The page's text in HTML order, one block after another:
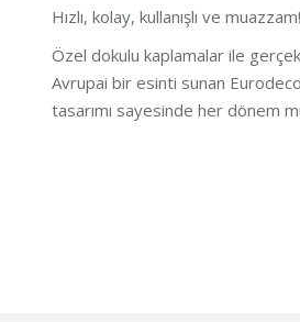
Hızlı, kolay, kullanışlı ve muazzam!
Özel dokulu kaplamalar ile
Avrupai bir esinti sunan
tasarımı sayesinde her dönem